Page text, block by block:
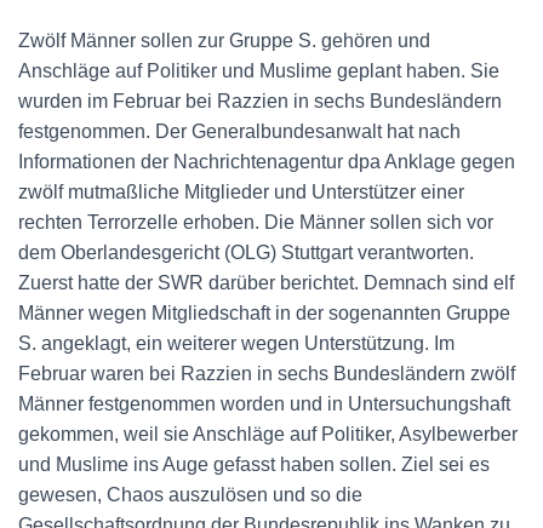
Zwölf Männer sollen zur Gruppe S. gehören und
Anschläge auf Politiker und Muslime geplant haben. Sie
wurden im Februar bei Razzien in sechs Bundesländern
festgenommen. Der Generalbundesanwalt hat nach
Informationen der Nachrichtenagentur dpa Anklage gegen
zwölf mutmaßliche Mitglieder und Unterstützer einer
rechten Terrorzelle erhoben. Die Männer sollen sich vor
dem Oberlandesgericht (OLG) Stuttgart verantworten.
Zuerst hatte der SWR darüber berichtet. Demnach sind elf
Männer wegen Mitgliedschaft in der sogenannten Gruppe
S. angeklagt, ein weiterer wegen Unterstützung. Im
Februar waren bei Razzien in sechs Bundesländern zwölf
Männer festgenommen worden und in Untersuchungshaft
gekommen, weil sie Anschläge auf Politiker, Asylbewerber
und Muslime ins Auge gefasst haben sollen. Ziel sei es
gewesen, Chaos auszulösen und so die